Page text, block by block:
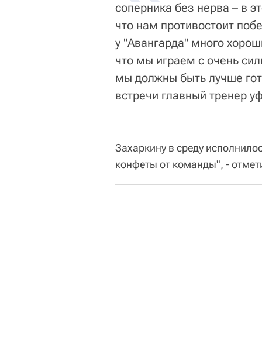
соперника без нерва – в
что нам противостоит
у "Авангарда" много
что мы играем с очень
мы должны быть лучше
встречи главный тренер
Захаркину в среду
конфеты от команды", -